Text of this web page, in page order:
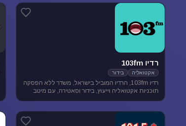
רדיו 103fm
אקטואליה בידור
רדיו 103fm, הרדיו המוביל בישראל, משדר ללא הפסקה
תוכניות אקטואליה וייעוץ, בידור וסאטירה, עם מיטב